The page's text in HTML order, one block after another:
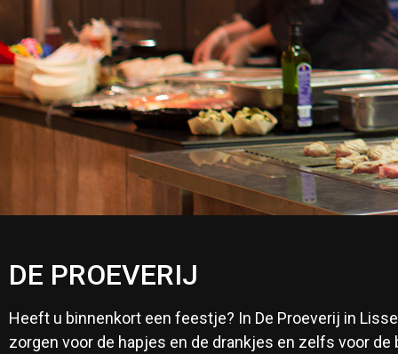
DE PROEVERIJ
Heeft u binnenkort een feestje? In De Proeverij in
zorgen voor de hapjes en de drankjes en zelfs voor